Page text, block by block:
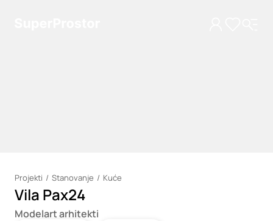
Loading
Projekti Stanovanje Kuće
Vila Pax24
Modelart arhitekti